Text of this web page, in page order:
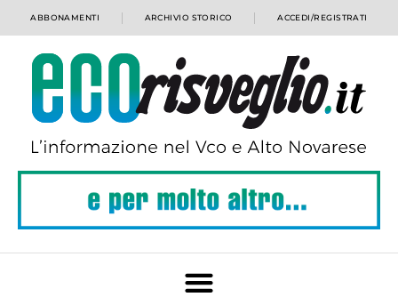
ABBONAMENTI ARCHIVIO STORICO ACCEDI/REGISTRATI